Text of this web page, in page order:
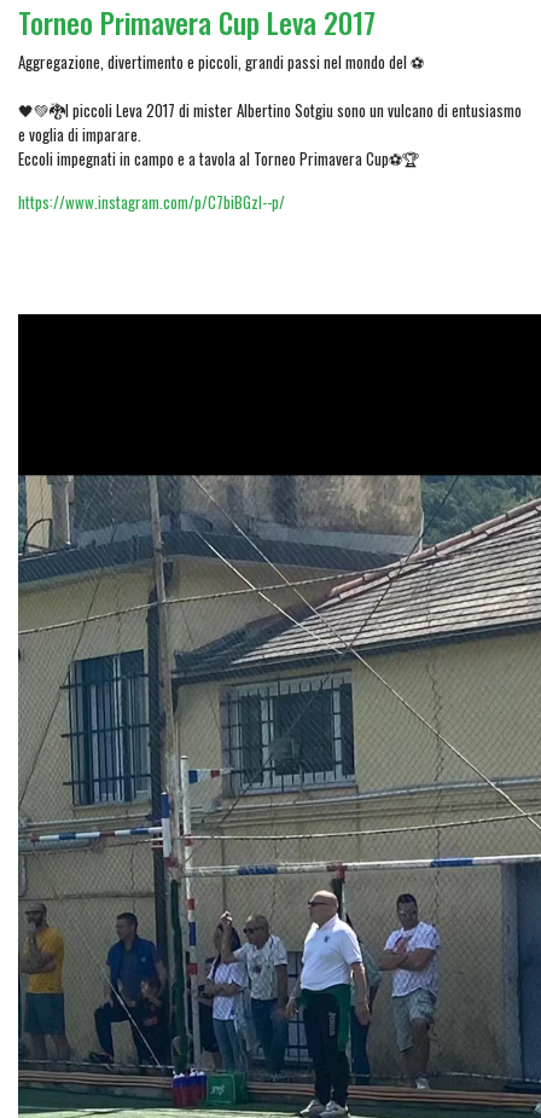
Torneo Primavera Cup Leva 2017
Aggregazione, divertimento e piccoli, grandi passi nel mondo del ⚽
🖤💚🐉I piccoli Leva 2017 di mister Albertino Sotgiu sono un vulcano di entusiasmo
e voglia di imparare.
Eccoli impegnati in campo e a tavola al Torneo Primavera Cup⚽🏆
https://www.instagram.com/p/C7biBGzI--p/